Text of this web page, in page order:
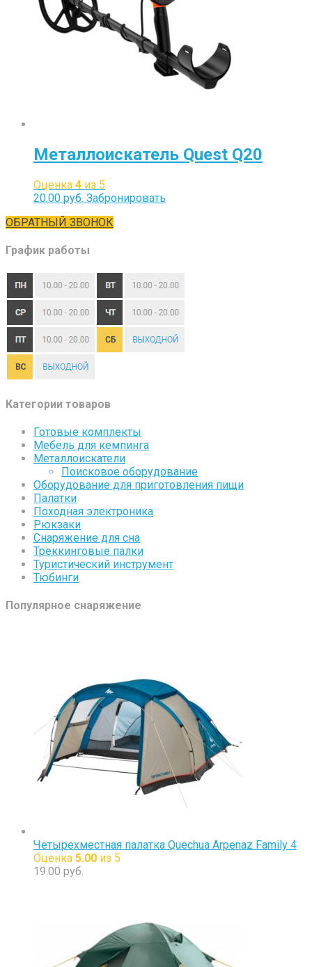
Металлоискатель Quest Q20
Оценка 4 из 5
20.00 руб. Забронировать
ОБРАТНЫЙ ЗВОНОК
График работы
Категории товаров
Готовые комплекты
Мебель для кемпинга
Металлоискатели
Поисковое оборудование
Оборудование для приготовления пищи
Палатки
Походная электроника
Рюкзаки
Снаряжение для сна
Треккинговые палки
Туристический инструмент
Тюбинги
Популярное снаряжение
Четырехместная палатка Quechua Arpenaz Family 4
Оценка 5.00 из 5
19.00 руб.